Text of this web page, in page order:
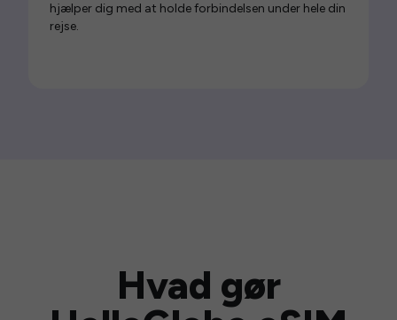
hjælper dig med at holde forbindelsen under hele din
rejse.
Hvad gør